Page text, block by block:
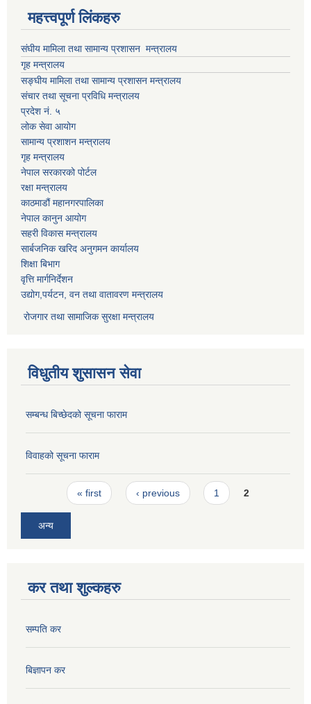
महत्त्वपूर्ण लिंकहरु
संघीय मामिला तथा सामान्य प्रशासन मन्त्रालय
गृह मन्त्रालय
सङ्घीय मामिला तथा सामान्य प्रशासन मन्त्रालय
संचार तथा सूचना प्रविधि मन्त्रालय
प्रदेश नं. ५
लोक सेवा आयोग
सामान्य प्रशाशन मन्त्रालय
गृह मन्त्रालय
नेपाल सरकारको पोर्टल
रक्षा मन्त्रालय
काठमाडौं महानगरपालिका
नेपाल कानुन आयोग
सहरी विकास मन्त्रालय
सार्बजनिक खरिद अनुगमन कार्यालय
शिक्षा बिभाग
वृत्ति मार्गनिर्देशन
उद्योग,पर्यटन, वन तथा वातावरण मन्त्रालय
रोजगार तथा सामाजिक सुरक्षा मन्त्रालय
विधुतीय शुसासन सेवा
सम्बन्ध बिच्छेदको सूचना फाराम
विवाहको सूचना फाराम
Pages« first ‹ previous 1 2
अन्य
कर तथा शुल्कहरु
सम्पति कर
बिज्ञापन कर